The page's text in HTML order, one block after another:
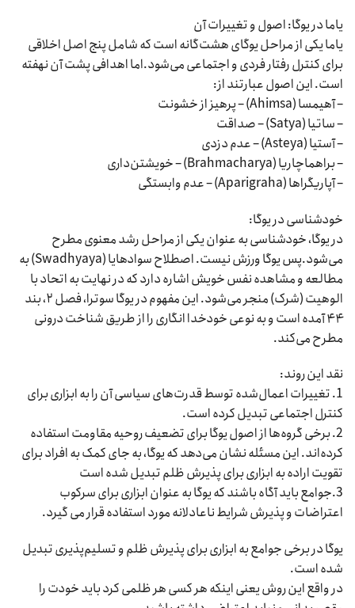
یاما در یوگا: اصول و تغییرات آن
یاما یکی از مراحل یوگای هشت‌گانه است که شامل پنج اصل اخلاقی
برای کنترل رفتار فردی و اجتماعی می‌شود.اما اهدافی پشت آن نهفته
است. این اصول عبارتند از:
– آهیمسا (Ahimsa) – پرهیز از خشونت
– ساتیا (Satya) – صداقت
– آستیا (Asteya) – عدم دزدی
– براهماچاریا (Brahmacharya) – خویشتن‌داری
– آپاریگراها (Aparigraha) – عدم وابستگی
خودشناسی در یوگا:
در یوگا، خودشناسی به عنوان یکی از مراحل رشد معنوی مطرح
می‌شود.پس یوگا ورزش نیست. اصطلاح سوادهایا (Swadhyaya) به
مطالعه و مشاهده نفس خویش اشاره دارد که در نهایت به اتحاد با
الوهیت (شرک) منجر می‌شود. این مفهوم در یوگا سوترا، فصل ۲، بند
۴۴ آمده است و به نوعی خودخدا انگاری را از طریق شناخت درونی
مطرح می‌کند.
نقد این روند:
1. تغییرات اعمال‌شده توسط قدرت‌های سیاسی آن را به ابزاری برای
کنترل اجتماعی تبدیل کرده است.
2. برخی گروه‌ها از اصول یوگا برای تضعیف روحیه مقاومت استفاده
کرده‌اند. این مسئله نشان می‌دهد که یوگا، به جای کمک به افراد برای
تقویت اراده به ابزاری برای پذیرش ظلم تبدیل شده است
3.جوامع باید آگاه باشند که یوگا به عنوان ابزاری برای سرکوب
اعتراضات و پذیرش شرایط ناعادلانه مورد استفاده قرار می گیرد.
یوگا در برخی جوامع به ابزاری برای پذیرش ظلم و تسلیم‌پذیری تبدیل
شده است.
در واقع این روش یعنی اینکه هر کسی هر ظلمی کرد باید خودت را